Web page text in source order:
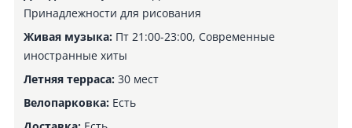
Принадлежности для рисования
Живая музыка:Пт 21:00-23:00, Современные
иностранные хиты
Летняя терраса:30 мест
Велопарковка:Есть